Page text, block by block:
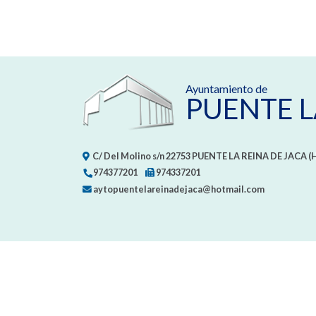
Ayuntamiento de
PUENTE
C/ Del Molino s/n22753PUENTE LA REINA DE JACA
974377201
974337201
aytopuentelareinadejaca@hotmail.com